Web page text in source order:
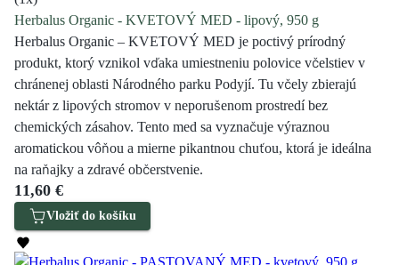
Herbalus Organic - KVETOVÝ MED - lipový, 950 g
Herbalus Organic – KVETOVÝ MED je poctivý prírodný
produkt, ktorý vznikol vďaka umiestneniu polovice včelstiev v
chránenej oblasti Národného parku Podyjí. Tu včely zbierajú
nektár z lipových stromov v neporušenom prostredí bez
chemických zásahov. Tento med sa vyznačuje výraznou
aromatickou vôňou a mierne pikantnou chuťou, ktorá je ideálna
na raňajky a zdravé občerstvenie.
11,60 €
Vložiť do košíku